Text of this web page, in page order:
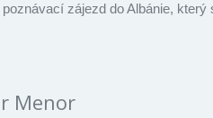
zájezd do Albánie, který
Menor